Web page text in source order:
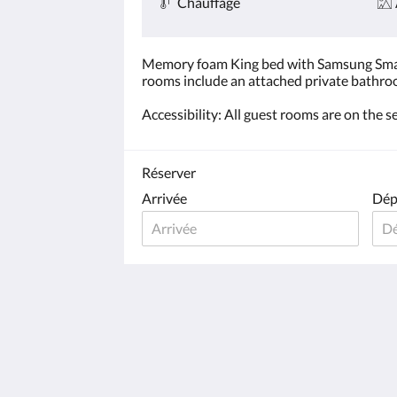
Memory foam King bed with Samsung
rooms include an attached private
Accessibility: All guest rooms are on the
Réserver
Arrivée